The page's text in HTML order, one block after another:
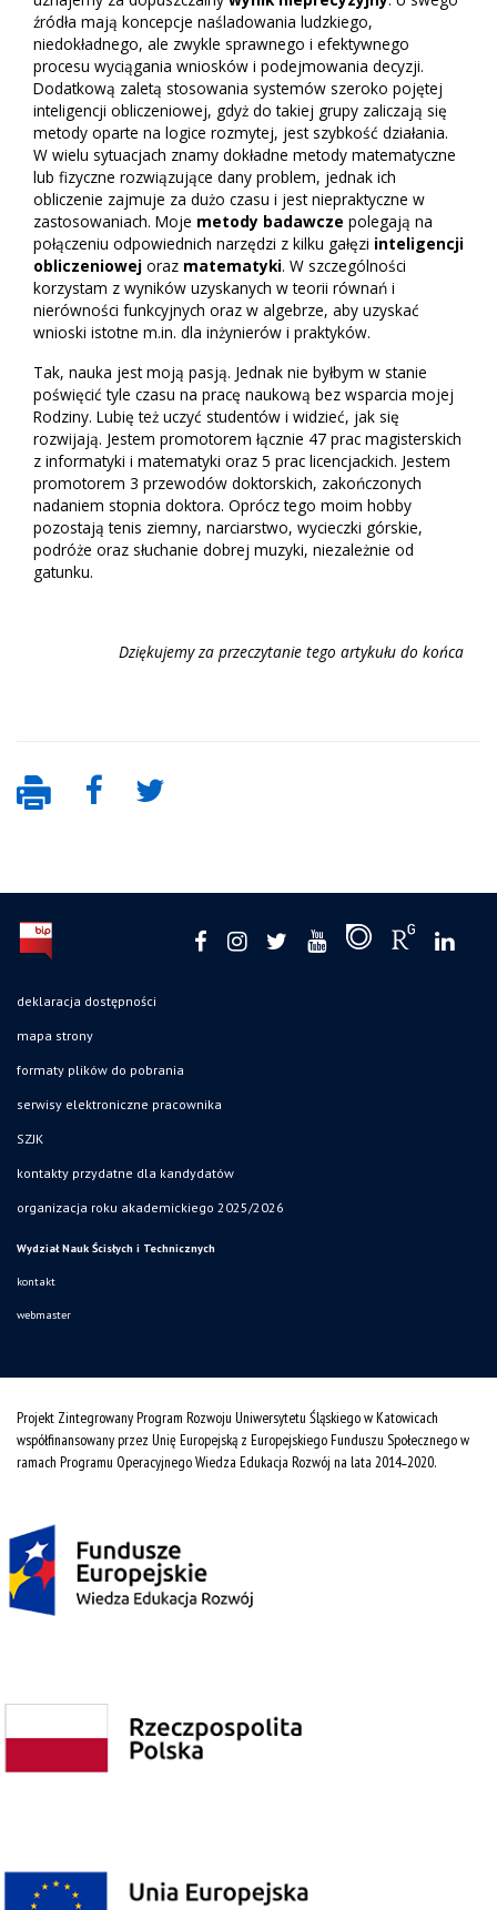
źródła mają koncepcje naśladowania ludzkiego,
niedokładnego, ale zwykle sprawnego i efektywnego
procesu wyciągania wniosków i podejmowania decyzji.
Dodatkową zaletą stosowania systemów szeroko pojętej
inteligencji obliczeniowej, gdyż do takiej grupy zaliczają się
metody oparte na logice rozmytej, jest szybkość działania.
W wielu sytuacjach znamy dokładne metody matematyczne
lub fizyczne rozwiązujące dany problem, jednak ich
obliczenie zajmuje za dużo czasu i jest niepraktyczne w
zastosowaniach. Moje metody badawcze polegają na
połączeniu odpowiednich narzędzi z kilku gałęzi inteligencji
obliczeniowej oraz matematyki. W szczególności
korzystam z wyników uzyskanych w teorii równań i
nierówności funkcyjnych oraz w algebrze, aby uzyskać
wnioski istotne m.in. dla inżynierów i praktyków.
Tak, nauka jest moją pasją. Jednak nie byłbym w stanie
poświęcić tyle czasu na pracę naukową bez wsparcia mojej
Rodziny. Lubię też uczyć studentów i widzieć, jak się
rozwijają. Jestem promotorem łącznie 47 prac magisterskich
z informatyki i matematyki oraz 5 prac licencjackich. Jestem
promotorem 3 przewodów doktorskich, zakończonych
nadaniem stopnia doktora. Oprócz tego moim hobby
pozostają tenis ziemny, narciarstwo, wycieczki górskie,
podróże oraz słuchanie dobrej muzyki, niezależnie od
gatunku.
Dziękujemy za przeczytanie tego artykułu do końca
deklaracja dostępności
mapa strony
formaty plików do pobrania
serwisy elektroniczne pracownika
SZJK
kontakty przydatne dla kandydatów
organizacja roku akademickiego 2025/2026
Wydział Nauk Ścisłych i Technicznych
kontakt
webmaster
Projekt Zintegrowany Program Rozwoju Uniwersytetu Śląskiego w Katowicach
współfinansowany przez Unię Europejską z Europejskiego Funduszu Społecznego w
ramach Programu Operacyjnego Wiedza Edukacja Rozwój na lata 2014˗2020.